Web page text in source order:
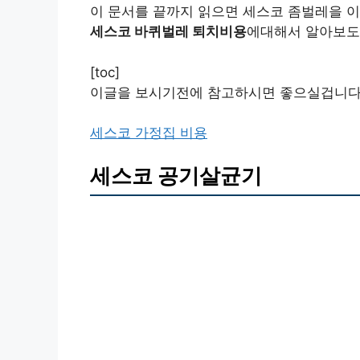
이 문서를 끝까지 읽으면 세스코 좀벌레을
세스코 바퀴벌레 퇴치비용에대해서 알아보
[toc]
이글을 보시기전에 참고하시면 좋으실겁니
세스코 가정집 비용
세스코 공기살균기